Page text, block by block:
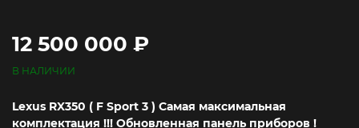
12 500 000 ₽
В НАЛИЧИИ
Lexus RX350 ( F Sport 3 ) Самая максимальная
комплектация !!! Обновленная панель приборов !